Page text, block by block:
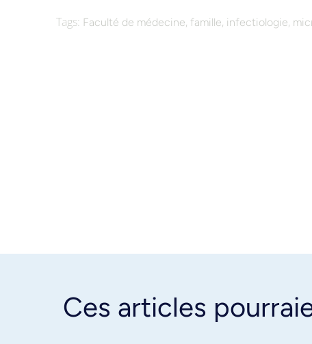
Tags: Faculté de médecine, famille, infectiologie,
Ces articles